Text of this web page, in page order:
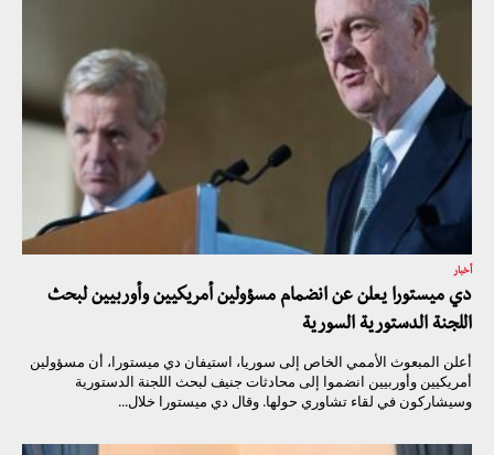
أخبار
دي ميستورا يعلن عن انضمام مسؤولين أمريكيين وأوربيين لبحث
اللجنة الدستورية السورية
أعلن المبعوث الأممي الخاص إلى سوريا، استيفان دي ميستورا، أن مسؤولين
أمريكيين وأوربيين انضموا إلى محادثات جنيف لبحث اللجنة الدستورية
وسيشاركون في لقاء تشاوري حولها. وقال دي ميستورا خلال...